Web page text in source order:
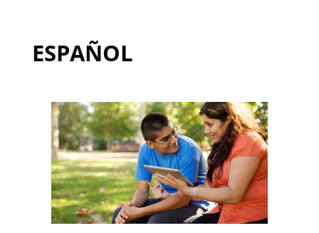
ESPAÑOL